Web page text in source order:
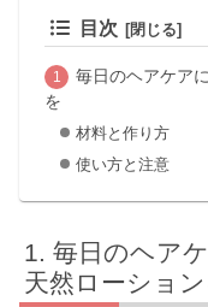
目次
毎日のヘアケア
を
材料と作り方
使い方と注意
毎日のヘア
天然ローショ